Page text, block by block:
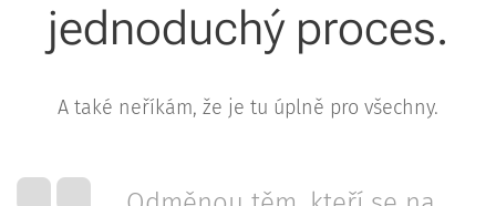
jednoduchý proces.
A také neříkám, že je tu úplně pro všechny.